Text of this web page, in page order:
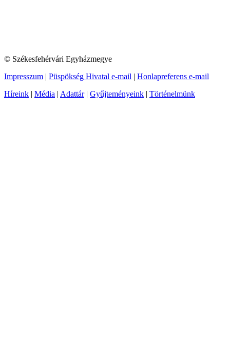
© Székesfehérvári Egyházmegye
Impresszum | Püspökség Hivatal e-mail | Honlapreferens e-mail
Híreink | Média | Adattár| Gyűjteményeink | Történelmünk